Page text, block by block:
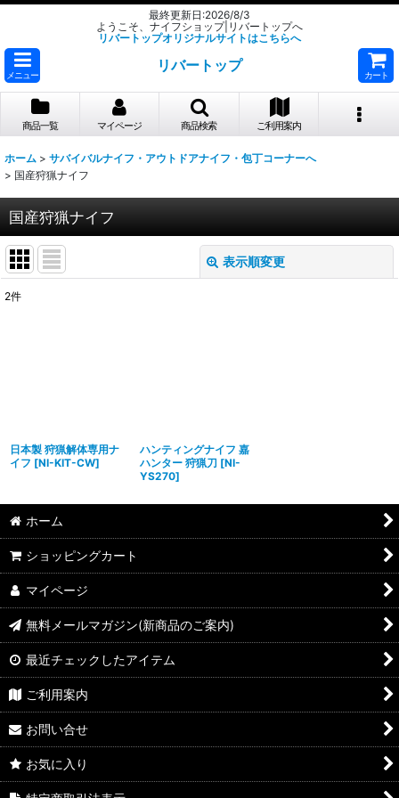
最終更新日:2026/8/3
ようこそ、ナイフショップ|リバートップへ
リバートップオリジナルサイトはこちらへ
メニュー
リバートップ
カート
商品一覧 マイページ 商品検索 ご利用案内
ホーム > サバイバルナイフ・アウトドアナイフ・包丁コーナーへ
> 国産狩猟ナイフ
国産狩猟ナイフ
表示順変更
2件
日本製 狩猟解体専用ナ
イフ [NI-KIT-CW]
ハンティングナイフ 嘉
ハンター 狩猟刀 [NI-
YS270]
ホーム
ショッピングカート
マイページ
無料メールマガジン(新商品のご案内)
最近チェックしたアイテム
ご利用案内
お問い合せ
お気に入り